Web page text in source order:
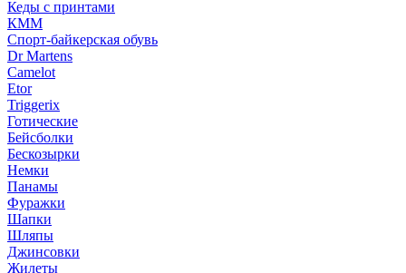
Кеды с принтами
КММ
Спорт-байкерская обувь
Dr Martens
Camelot
Etor
Triggerix
Готические
Бейсболки
Бескозырки
Немки
Панамы
Фуражки
Шапки
Шляпы
Джинсовки
Жилеты